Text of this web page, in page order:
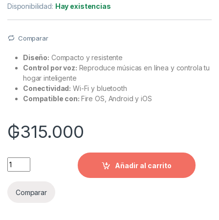
Disponibilidad: Hay existencias
Comparar
Diseño: Compacto y resistente
Control por voz: Reproduce músicas en línea y controla tu
hogar inteligente
Conectividad: Wi-Fi y bluetooth
Compatible con: Fire OS, Android y iOS
₲315.000
Quantity
Añadir al carrito
Comparar